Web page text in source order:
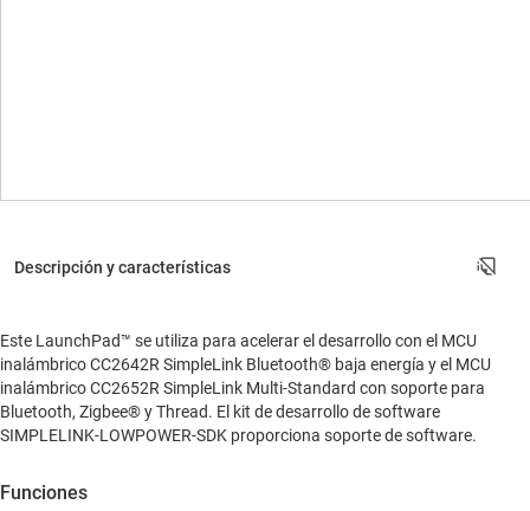
Este LaunchPad™ se utiliza para acelerar el desarrollo con el MCU
inalámbrico CC2642R SimpleLink Bluetooth® baja energía y el MCU
inalámbrico CC2652R SimpleLink Multi-Standard con soporte para
Bluetooth, Zigbee® y Thread. El kit de desarrollo de software
SIMPLELINK-LOWPOWER-SDK proporciona soporte de software.
Funciones